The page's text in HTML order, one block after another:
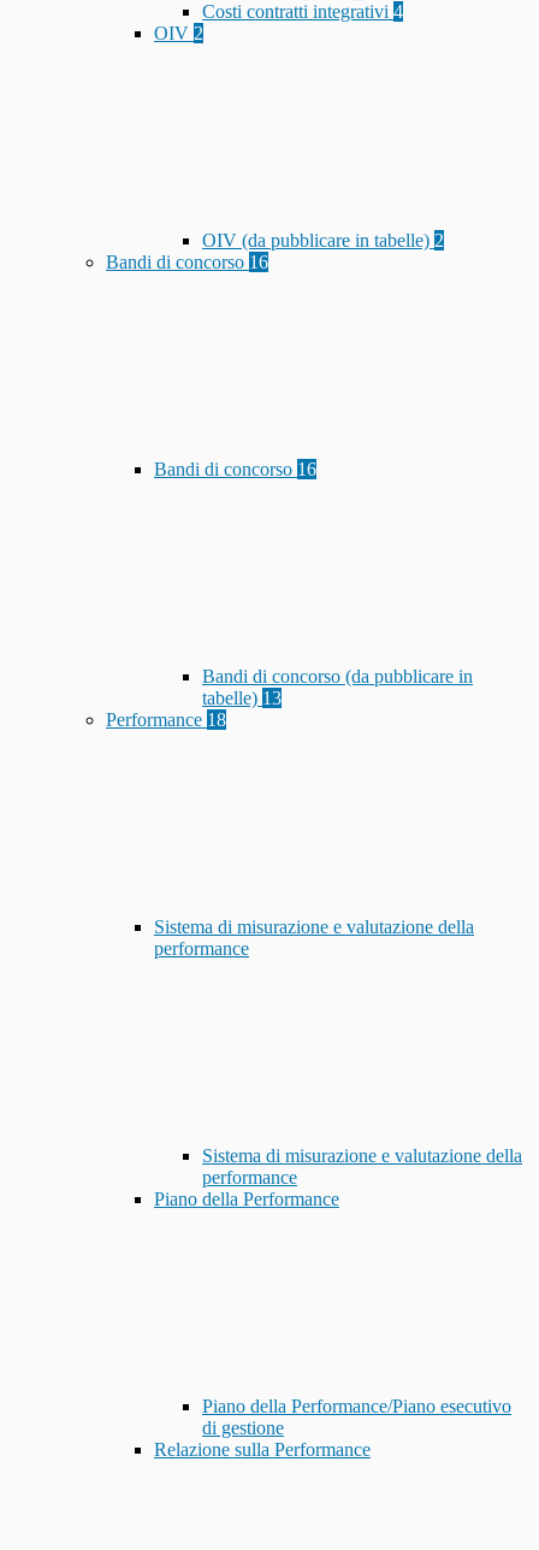
Costi contratti integrativi 4
OIV 2
OIV (da pubblicare in tabelle) 2
Bandi di concorso 16
Bandi di concorso 16
Bandi di concorso (da pubblicare in
tabelle) 13
Performance 18
Sistema di misurazione e valutazione della
performance
Sistema di misurazione e valutazione della
performance
Piano della Performance
Piano della Performance/Piano esecutivo
di gestione
Relazione sulla Performance